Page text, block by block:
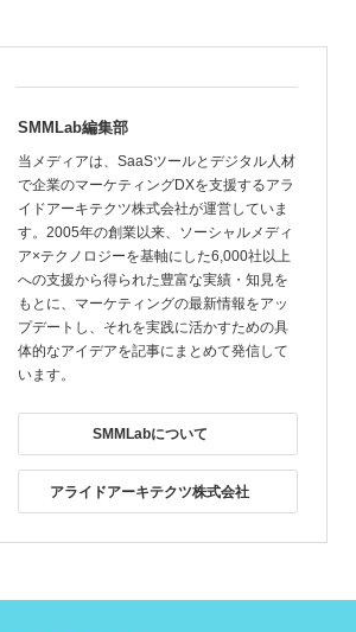
SMMLab編集部
当メディアは、SaaSツールとデジタル人材
で企業のマーケティングDXを支援するアラ
イドアーキテクツ株式会社が運営していま
す。2005年の創業以来、ソーシャルメディ
ア×テクノロジーを基軸にした6,000社以上
への支援から得られた豊富な実績・知見を
もとに、マーケティングの最新情報をアッ
プデートし、それを実践に活かすための具
体的なアイデアを記事にまとめて発信して
います。
SMMLabについて
アライドアーキテクツ株式会社